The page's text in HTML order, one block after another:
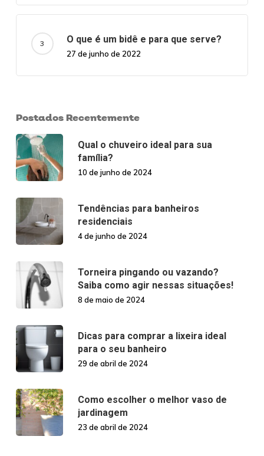
O que é um bidê e para que serve?
27 de junho de 2022
Postados Recentemente
Qual o chuveiro ideal para sua
família?
10 de junho de 2024
Tendências para banheiros
residenciais
4 de junho de 2024
Torneira pingando ou vazando?
Saiba como agir nessas situações!
8 de maio de 2024
Dicas para comprar a lixeira ideal
para o seu banheiro
29 de abril de 2024
Como escolher o melhor vaso de
jardinagem
23 de abril de 2024